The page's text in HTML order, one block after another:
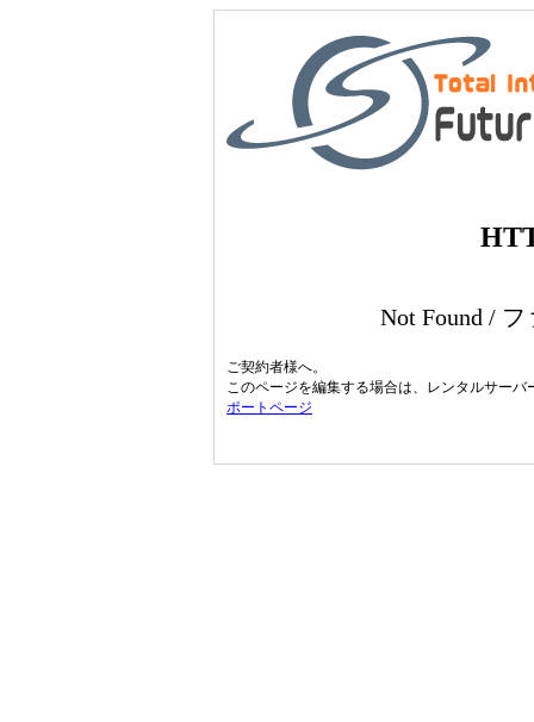
Not Found /
ご契約者様へ。
このページを編集する場合は、レンタルサー
ポートページ